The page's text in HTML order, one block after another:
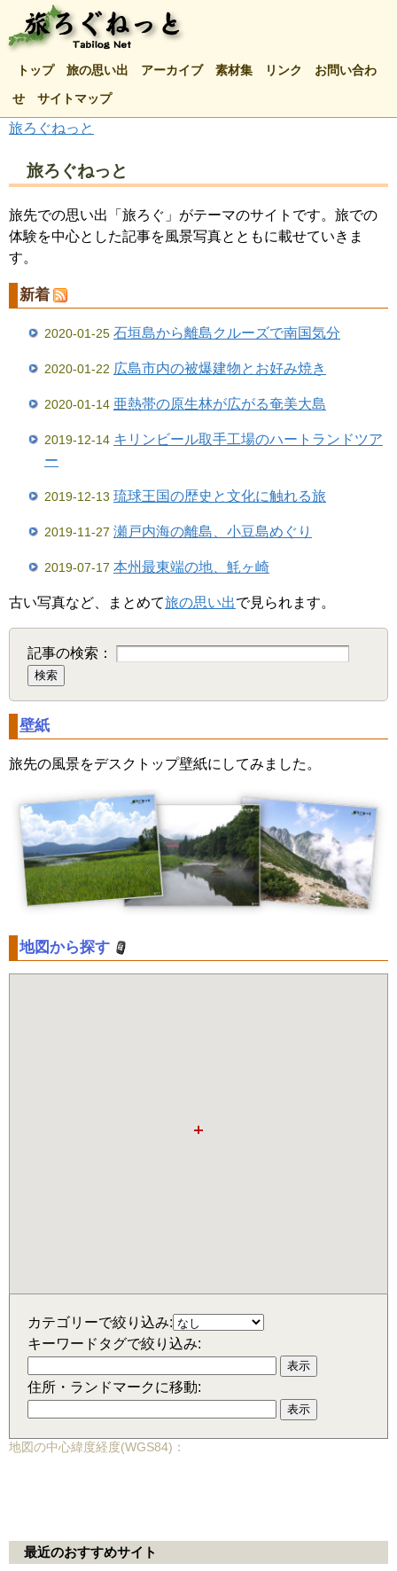
トップ 旅の思い出 アーカイブ 素材集 リンク お問い合わ
せ サイトマップ
旅ろぐねっと
旅ろぐねっと
旅先での思い出「旅ろぐ」がテーマのサイトです。旅での
体験を中心とした記事を風景写真とともに載せていきま
す。
新着
2020-01-25 石垣島から離島クルーズで南国気分
2020-01-22 広島市内の被爆建物とお好み焼き
2020-01-14 亜熱帯の原生林が広がる奄美大島
2019-12-14 キリンビール取手工場のハートランドツア
ー
2019-12-13 琉球王国の歴史と文化に触れる旅
2019-11-27 瀬戸内海の離島、小豆島めぐり
2019-07-17 本州最東端の地、魹ヶ崎
古い写真など、まとめて旅の思い出で見られます。
記事の検索：
壁紙
旅先の風景をデスクトップ壁紙にしてみました。
地図から探す
カテゴリーで絞り込み:
キーワードタグで絞り込み:
住所・ランドマークに移動:
地図の中心緯度経度(WGS84)：
最近のおすすめサイト